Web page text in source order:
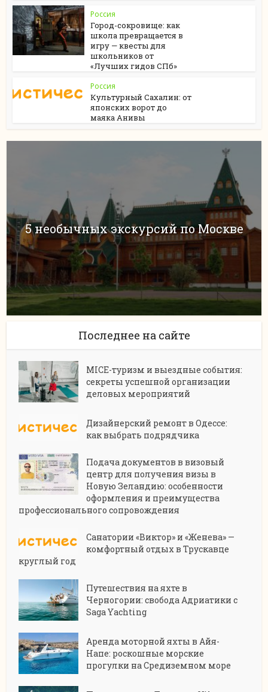
Россия
Город-сокровище: как
школа превращается в
игру — квесты для
школьников от
«Лучших гидов СПб»
Россия
Культурный Сахалин: от
японских ворот до
маяка Анивы
5 необычных экскурсий по Москве
Последнее на сайте
MICE-туризм и выездные события:
секреты успешной организации
деловых мероприятий
Дизайнерский ремонт в Одессе:
как выбрать подрядчика
Подача документов в визовый
центр для получения визы в
Новую Зеландию: особенности
оформления и преимущества
профессионального сопровождения
Санатории «Виктор» и «Женева» —
комфортный отдых в Трускавце
круглый год
Путешествия на яхте в
Черногории: свобода Адриатики с
Saga Yachting
Аренда моторной яхты в Айя-
Напе: роскошные морские
прогулки на Средиземном море